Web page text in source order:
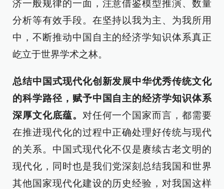
济一般规律的一面，注意借鉴模型推演、数量
分析等有效手段。在坚持以我为主、为我所用
中，不断推动中国自主的经济学知识体系真正
屹立于世界学术之林。
总结中国式现代化创新发展中华优秀传统文化
的科学路径，赋予中国自主的经济学知识体系
深厚文化底蕴。 对任何一个国家而言，都需要
在推进现代化的过程中正确处理好传统与现代
的关系。中国式现代化不仅是赓续古老文明的
现代化，同时也是我们党深刻总结我国和世界
其他国家现代化建设的历史经验，对我国这样